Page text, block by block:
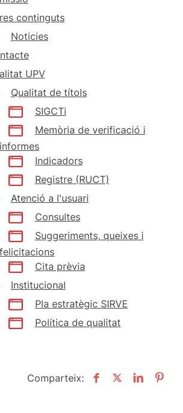
continguts
Noticies
UPV
Qualitat de títols
SIGCTi
Memòria de verificació i
informes
Indicadors
Registre (RUCT)
Atenció a l'usuari
Consultes
Suggeriments, queixes i
felicitacions
Cita prèvia
Institucional
Pla estratègic SIRVE
Política de qualitat
Comparteix: